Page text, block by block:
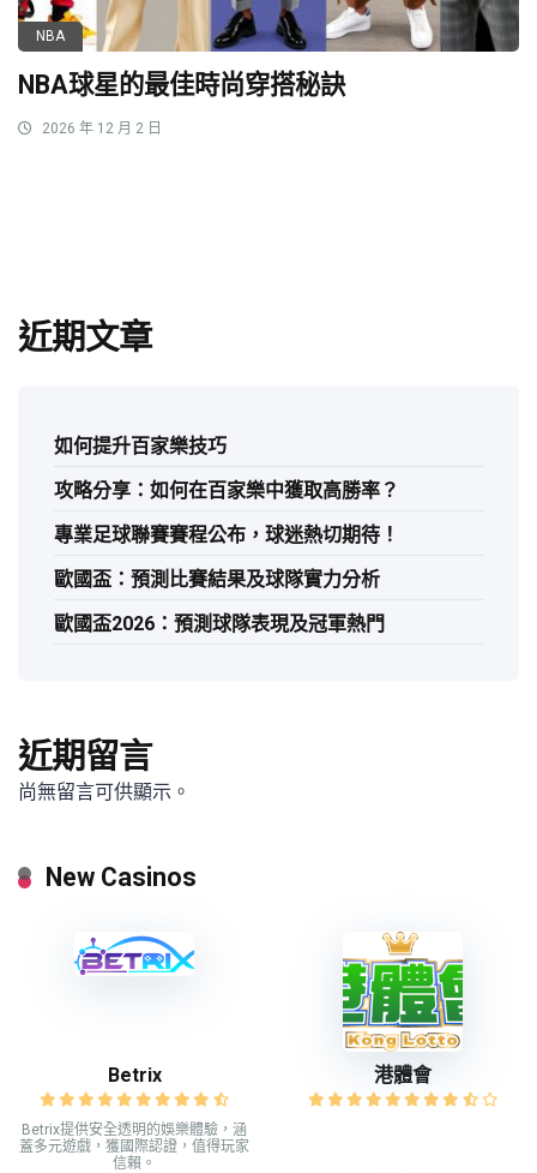
NBA
NBA球星的最佳時尚穿搭秘訣
2026 年 12 月 2 日
近期文章
如何提升百家樂技巧
攻略分享：如何在百家樂中獲取高勝率？
專業足球聯賽賽程公布，球迷熱切期待！
歐國盃：預測比賽結果及球隊實力分析
歐國盃2026：預測球隊表現及冠軍熱門
近期留言
尚無留言可供顯示。
New Casinos
Betrix
Betrix提供安全透明的娛樂體驗，涵
蓋多元遊戲，獲國際認證，值得玩家
信賴。
港體會